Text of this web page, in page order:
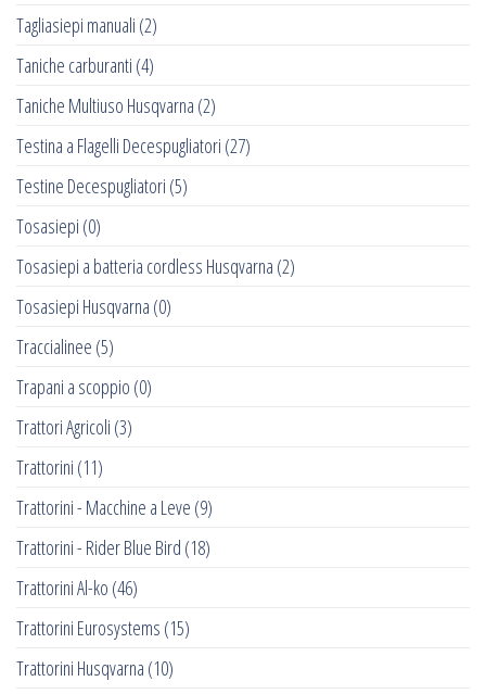
Tagliasiepi manuali (2)
Taniche carburanti (4)
Taniche Multiuso Husqvarna (2)
Testina a Flagelli Decespugliatori (27)
Testine Decespugliatori (5)
Tosasiepi (0)
Tosasiepi a batteria cordless Husqvarna (2)
Tosasiepi Husqvarna (0)
Traccialinee (5)
Trapani a scoppio (0)
Trattori Agricoli (3)
Trattorini (11)
Trattorini - Macchine a Leve (9)
Trattorini - Rider Blue Bird (18)
Trattorini Al-ko (46)
Trattorini Eurosystems (15)
Trattorini Husqvarna (10)